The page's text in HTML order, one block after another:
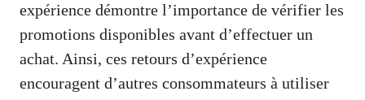
expérience démontre l’importance de vérifier les
promotions disponibles avant d’effectuer un
achat. Ainsi, ces retours d’expérience
encouragent d’autres consommateurs à utiliser